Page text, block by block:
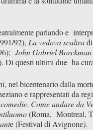
parlando e
92), La vedova scaltra
John Gabriel Borckman
Di questi ultimi due ha
nel bicentenario dalla
e rappresentati da
. Come andare da
(Roma, Montreal,
e (Festival di Avignone).